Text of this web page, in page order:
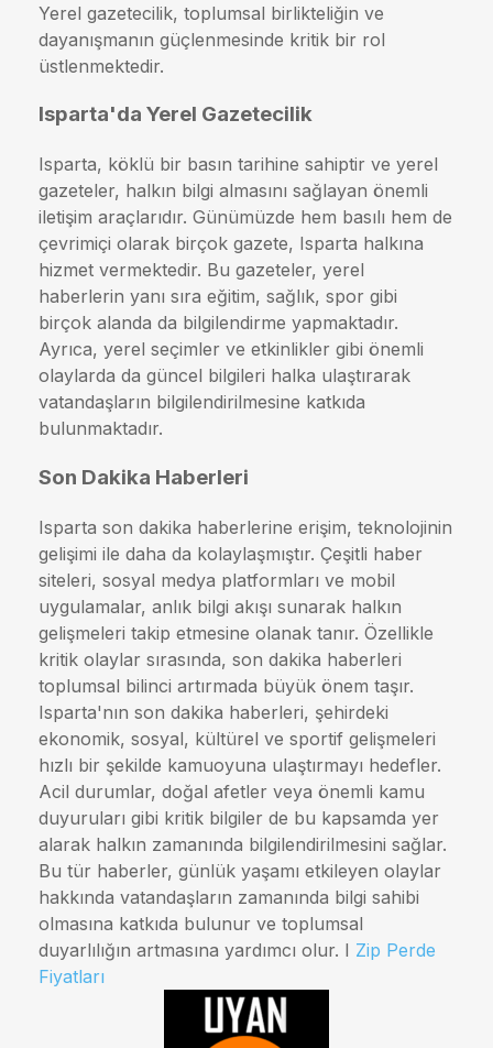
Yerel gazetecilik, toplumsal birlikteliğin ve
dayanışmanın güçlenmesinde kritik bir rol
üstlenmektedir.
Isparta'da Yerel Gazetecilik
Isparta, köklü bir basın tarihine sahiptir ve yerel
gazeteler, halkın bilgi almasını sağlayan önemli
iletişim araçlarıdır. Günümüzde hem basılı hem de
çevrimiçi olarak birçok gazete, Isparta halkına
hizmet vermektedir. Bu gazeteler, yerel
haberlerin yanı sıra eğitim, sağlık, spor gibi
birçok alanda da bilgilendirme yapmaktadır.
Ayrıca, yerel seçimler ve etkinlikler gibi önemli
olaylarda da güncel bilgileri halka ulaştırarak
vatandaşların bilgilendirilmesine katkıda
bulunmaktadır.
Son Dakika Haberleri
Isparta son dakika haberlerine erişim, teknolojinin
gelişimi ile daha da kolaylaşmıştır. Çeşitli haber
siteleri, sosyal medya platformları ve mobil
uygulamalar, anlık bilgi akışı sunarak halkın
gelişmeleri takip etmesine olanak tanır. Özellikle
kritik olaylar sırasında, son dakika haberleri
toplumsal bilinci artırmada büyük önem taşır.
Isparta'nın son dakika haberleri, şehirdeki
ekonomik, sosyal, kültürel ve sportif gelişmeleri
hızlı bir şekilde kamuoyuna ulaştırmayı hedefler.
Acil durumlar, doğal afetler veya önemli kamu
duyuruları gibi kritik bilgiler de bu kapsamda yer
alarak halkın zamanında bilgilendirilmesini sağlar.
Bu tür haberler, günlük yaşamı etkileyen olaylar
hakkında vatandaşların zamanında bilgi sahibi
olmasına katkıda bulunur ve toplumsal
duyarlılığın artmasına yardımcı olur. I Zip Perde
Fiyatları